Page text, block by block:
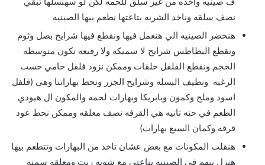
نصف سلقه وناخد الشربه بتاعتها نطعم بيها الصينيه
هنحضر الصينيه الي هنعمل فيها ونقطع فيها شرايح بصل وثوم
ونقطع البطاطس شرايح لا سميكه ولا رفيعه تكون متوسطه
الحجم ونقطع الفلفل حلقات وممكن نزود فلفل حامي حسب
الرغبه ونطيف البسله وشرايح الجزر ونحط بهاراتنا وهي (فلفل
اسود وملح وكمون وبابريكا وبهارات لحمه والمكون ال هيودي
الطعم في حته تانيه هي القرفه نصف معلقه وممكن نحط عود
قرفه وكمان السبع بهارات)
هنقلب المكونات مع بعض عشان تاخد من البهارات وتتطعم بيها
هنزل بيهم في الصينيه بتاعتي مع شويه زيت ومعلقه سمنه